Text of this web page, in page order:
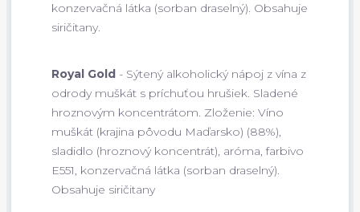
konzervačná látka (sorban draselný). Obsahuje
siričitany.
Royal Gold - Sýtený alkoholický nápoj z vína z
odrody muškát s príchuťou hrušiek. Sladené
hroznovým koncentrátom. Zloženie: Víno
muškát (krajina pôvodu Maďarsko) (88%),
sladidlo (hroznový koncentrát), aróma, farbivo
E551, konzervačná látka (sorban draselný).
Obsahuje siričitany